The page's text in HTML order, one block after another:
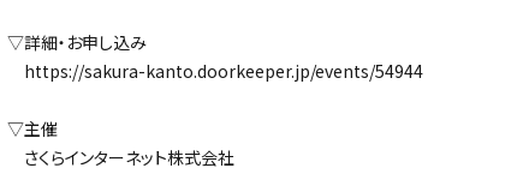
▽詳細・お申し込み
https://sakura-kanto.doorkeeper.jp/events/54944
▽主催
さくらインターネット株式会社